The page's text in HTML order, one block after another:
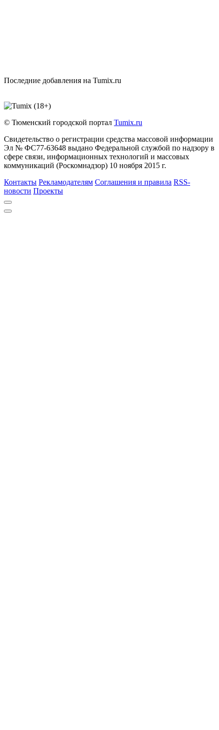
Последние добавления на Tumix.ru
© Тюменский городской портал Tumix.ru
Свидетельство о регистрации средства массовой информации
Эл № ФС77-63648 выдано Федеральной службой по надзору в
сфере связи, информационных технологий и массовых
коммуникаций (Роскомнадзор) 10 ноября 2015 г.
Контакты Рекламодателям Соглашения и правила RSS-
новости Проекты